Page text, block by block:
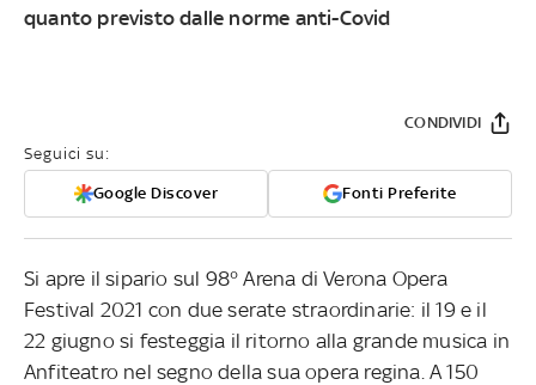
quanto previsto dalle norme anti-Covid
Seguici su:
Google Discover Fonti Preferite
CONDIVIDI
Si apre il sipario sul 98° Arena di Verona Opera
Festival 2021 con due serate straordinarie: il 19 e il
22 giugno si festeggia il ritorno alla grande musica in
Anfiteatro nel segno della sua opera regina. A 150